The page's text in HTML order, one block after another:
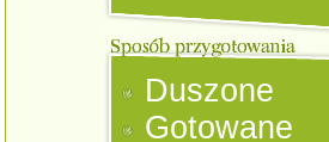
Duszone
Gotowane